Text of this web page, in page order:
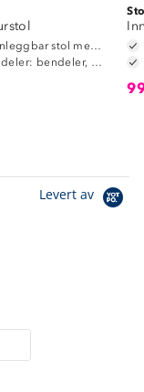
Levert av